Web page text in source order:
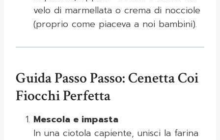
velo di marmellata o crema di nocciole
(proprio come piaceva a noi bambini).
Guida Passo Passo: Cenetta Coi
Fiocchi Perfetta
Mescola e impasta
In una ciotola capiente, unisci la farina